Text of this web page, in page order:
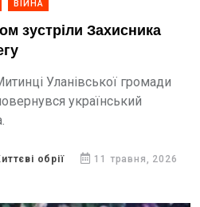
ВІЙНА
зустріли Захисника
Уланівської громади
український
обрії 11 травня, 2026